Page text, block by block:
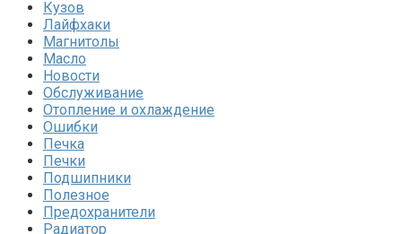
Кузов
Лайфхаки
Магнитолы
Масло
Новости
Обслуживание
Отопление и охлаждение
Ошибки
Печка
Печки
Подшипники
Полезное
Предохранители
Радиатор